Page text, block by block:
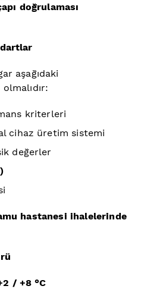
doğrulaması
aşağıdaki
kriterleri
cihaz üretim sistemi
değerler
hastanesi ihalelerinde
/ +8 °C